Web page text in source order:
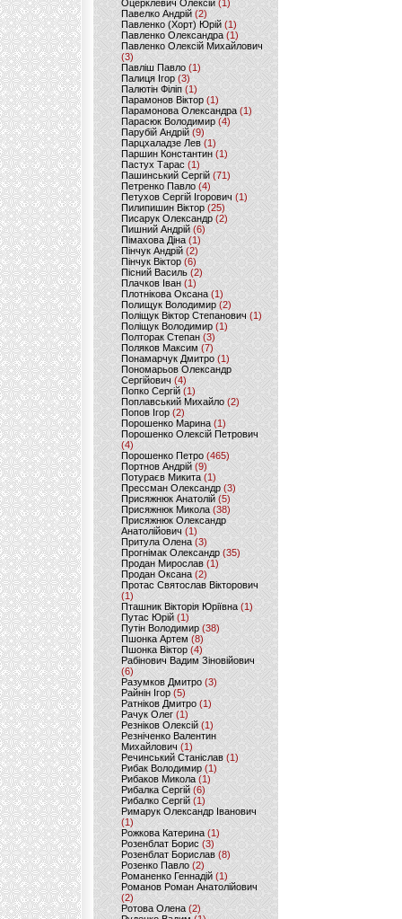
Оцерклевич Олексій (1)
Павелко Андрій (2)
Павленко (Хорт) Юрій (1)
Павленко Олександра (1)
Павленко Олексій Михайлович
(3)
Павліш Павло(1)
Палиця Ігор (3)
Палютін Філіп(1)
Парамонов Віктор (1)
Парамонова Олександра(1)
Парасюк Володимир(4)
Парубій Андрій (9)
Парцхаладзе Лев (1)
Паршин Константин(1)
Пастух Тарас (1)
Пашинський Сергій (71)
Петренко Павло (4)
Петухов Сергій Ігорович (1)
Пилипишин Віктор(25)
Писарук Олександр(2)
Пишний Андрій (6)
Пімахова Діна(1)
Пінчук Андрій(2)
Пінчук Віктор (6)
Пісний Василь (2)
Плачков Іван(1)
Плотнікова Оксана (1)
Полищук Володимир(2)
Поліщук Віктор Степанович(1)
Поліщук Володимир (1)
Полторак Степан(3)
Поляков Максим (7)
Понамарчук Дмитро (1)
Пономарьов Олександр
Сергійович(4)
Попко Сергій (1)
Поплавський Михайло (2)
Попов Ігор(2)
Порошенко Марина (1)
Порошенко Олексій Петрович
(4)
Порошенко Петро (465)
Портнов Андрій (9)
Потураєв Микита(1)
Прессман Олександр(3)
Присяжнюк Анатолій (5)
Присяжнюк Микола (38)
Присяжнюк Олександр
Анатолійович (1)
Притула Олена (3)
Прогнімак Олександр(35)
Продан Мирослав(1)
Продан Оксана (2)
Протас Святослав Вікторович
(1)
Пташник Вікторія Юріївна (1)
Путас Юрій (1)
Путін Володимир(38)
Пшонка Артем (8)
Пшонка Віктор(4)
Рабінович Вадим Зіновійович
(6)
Разумков Дмитро (3)
Райнін Ігор(5)
Ратніков Дмитро (1)
Рачук Олег (1)
Резніков Олексій(1)
Резніченко Валентин
Михайлович (1)
Речинський Станіслав (1)
Рибак Володимир(1)
Рибаков Микола(1)
Рибалка Сергій (6)
Рибалко Сергій (1)
Римарук Олександр Іванович
(1)
Рожкова Катерина(1)
Розенблат Борис (3)
Розенблат Борислав (8)
Розенко Павло (2)
Романенко Геннадій (1)
Романов Роман Анатолійович
(2)
Ротова Олена(2)